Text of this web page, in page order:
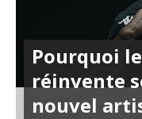
Pourquoi le
réinvente
nouvel